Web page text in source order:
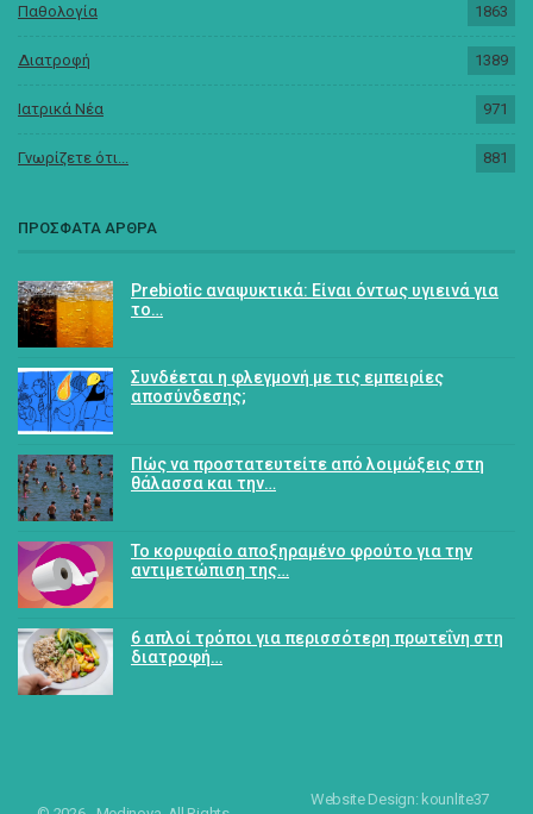
Παθολογία 1863
Διατροφή 1389
Ιατρικά Νέα 971
Γνωρίζετε ότι... 881
ΠΡΟΣΦΑΤΑ ΑΡΘΡΑ
Prebiotic αναψυκτικά: Είναι όντως υγιεινά για
το…
Συνδέεται η φλεγμονή με τις εμπειρίες
αποσύνδεσης;
Πώς να προστατευτείτε από λοιμώξεις στη
θάλασσα και την…
Το κορυφαίο αποξηραμένο φρούτο για την
αντιμετώπιση της…
6 απλοί τρόποι για περισσότερη πρωτεΐνη στη
διατροφή…
Website Design: kounlite37